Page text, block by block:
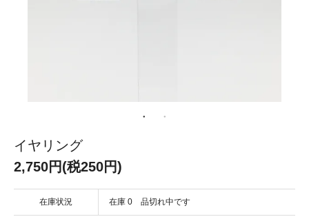
イヤリング
2,750円(税250円)
在庫状況 在庫 0 品切れ中です